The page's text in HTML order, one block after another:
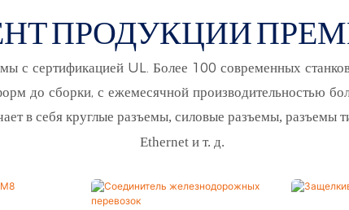
ПРОДУКЦИИ
с сертификацией UL. Более 100 современных
до сборки, с ежемесячной производительностью
в себя круглые разъемы, силовые разъемы, разъемы
Ethernet и т. д.